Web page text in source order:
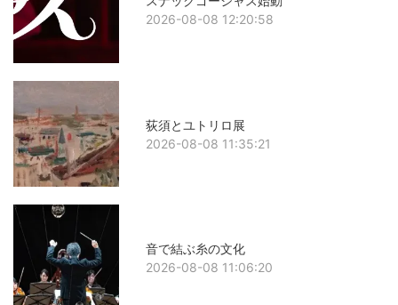
2026-08-08 12:20:58
荻須とユトリロ展
2026-08-08 11:35:21
音で結ぶ糸の文化
2026-08-08 11:06:20